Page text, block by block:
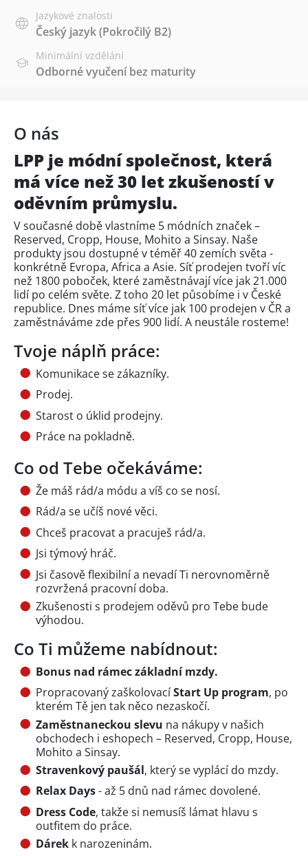
Jazykové znalosti
Český jazyk(Pokročilý B2)
Minimální vzdělání
Odborné vyučení bez maturity
O nás
LPP je módní společnost, která
má více než 30 let zkušeností v
oděvním průmyslu.
V současné době vlastníme 5 módních značek –
Reserved, Cropp, House, Mohito a Sinsay. Naše
produkty jsou dostupné v téměř 40 zemích světa -
konkrétně Evropa, Africa a Asie. Síť prodejen tvoří víc
než 1800 poboček, které zaměstnávají více jak 21.000
lidí po celém světe. Z toho 20 let působíme i v České
republice. Dnes máme síť více jak 100 prodejen v ČR a
zaměstnáváme zde přes 900 lidí. A neustále rosteme!
Tvoje náplň práce:
Komunikace se zákazníky.
Prodej.
Starost o úklid prodejny.
Práce na pokladně.
Co od Tebe očekáváme:
Že máš rád/a módu a víš co se nosí.
Rád/a se učíš nové věci.
Chceš pracovat a pracuješ rád/a.
Jsi týmový hráč.
Jsi časově flexibilní a nevadí Ti nerovnoměrně
rozvržená pracovní doba.
Zkušenosti s prodejem oděvů pro Tebe bude
výhodou.
Co Ti můžeme nabídnout:
Bonus nad rámec základní mzdy.
Propracovaný zaškolovacíStart Up program, po
kterém Tě jen tak něco nezaskočí.
Zaměstnaneckou slevu na nákupy v našich
obchodech i eshopech – Reserved, Cropp, House,
Mohito a Sinsay.
Stravenkový paušál, který se vyplácí do mzdy.
Relax Days- až 5 dnů nad rámec dovolené.
Dress Code, takže si nemusíš lámat hlavu s
outfitem do práce.
Dárek k narozeninám.